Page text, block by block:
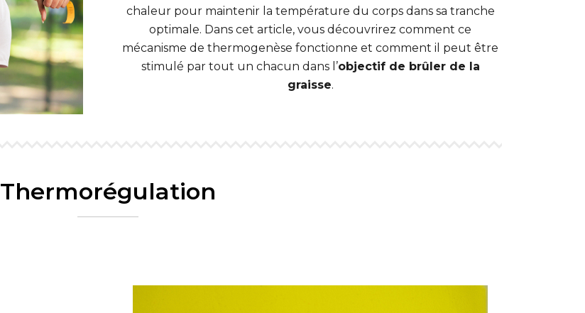
chaleur pour maintenir la température du corps dans sa tranche
optimale. Dans cet article, vous découvrirez comment ce
mécanisme de thermogenèse fonctionne et comment il peut être
stimulé par tout un chacun dans l’objectif de brûler de la
graisse.
Thermorégulation